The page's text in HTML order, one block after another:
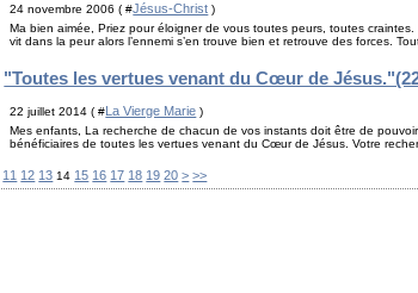
24 novembre 2006 ( #Jésus-Christ )
Ma bien aimée, Priez pour éloigner de vous toutes peurs, toutes
vit dans la peur alors l’ennemi s’en trouve bien et retrouve des forces.
"Toutes les vertues venant du Cœur de
22 juillet 2014 ( #La Vierge Marie )
Mes enfants, La recherche de chacun de vos instants doit être de
bénéficiaires de toutes les vertues venant du Cœur de Jésus. Votre
11 12 13 14 15 16 17 18 19 20 30
> >>